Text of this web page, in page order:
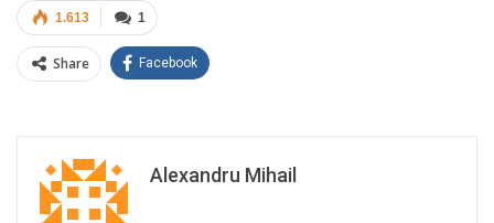
1
1.613
Share Facebook
Alexandru Mihail